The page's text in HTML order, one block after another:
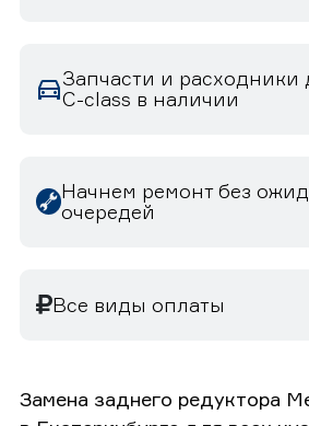
Запчасти и расходники
C-class в наличии
Начнем ремонт без
очередей
Все виды оплаты
Замена заднего редуктора